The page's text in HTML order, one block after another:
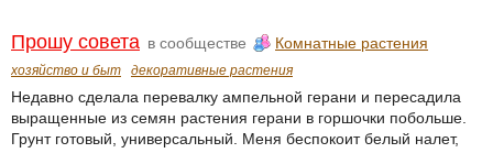
Прошу совета в сообществе Комнатные растения
хозяйство и быт декоративные растения
Недавно сделала перевалку ампельной герани и пересадила
выращенные из семян растения герани в горшочки побольше.
Грунт готовый, универсальный. Меня беспокоит белый налет,